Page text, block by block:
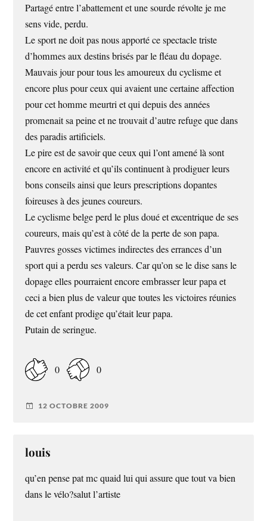
Partagé entre l’abattement et une sourde révolte je me
sens vide, perdu.
Le sport ne doit pas nous apporté ce spectacle triste
d’hommes aux destins brisés par le fléau du dopage.
Mauvais jour pour tous les amoureux du cyclisme et
encore plus pour ceux qui avaient une certaine affection
pour cet homme meurtri et qui depuis des années
promenait sa peine et ne trouvait d’autre refuge que dans
des paradis artificiels.
Le pire est de savoir que ceux qui l’ont amené là sont
encore en activité et qu’ils continuent à prodiguer leurs
bons conseils ainsi que leurs prescriptions dopantes
foireuses à des jeunes coureurs.
Le cyclisme belge perd le plus doué et excentrique de ses
coureurs, mais qu’est à côté de la perte de son papa.
Pauvres gosses victimes indirectes des errances d’un
sport qui a perdu ses valeurs. Car qu’on se le dise sans le
dopage elles pourraient encore embrasser leur papa et
ceci a bien plus de valeur que toutes les victoires réunies
de cet enfant prodige qu’était leur papa.
Putain de seringue.
0 0
12 OCTOBRE 2009
louis
qu’en pense pat mc quaid lui qui assure que tout va bien
dans le vélo?salut l’artiste